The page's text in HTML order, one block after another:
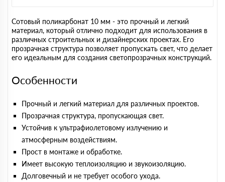
Сотовый поликарбонат 10 мм - это прочный и легкий
материал, который отлично подходит для использования в
различных строительных и дизайнерских проектах. Его
прозрачная структура позволяет пропускать свет, что делает
его идеальным для создания светопрозрачных конструкций.
Особенности
Прочный и легкий материал для различных проектов.
Прозрачная структура, пропускающая свет.
Устойчив к ультрафиолетовому излучению и
атмосферным воздействиям.
Прост в монтаже и обработке.
Имеет высокую теплоизоляцию и звукоизоляцию.
Долговечный и не требует особого ухода.